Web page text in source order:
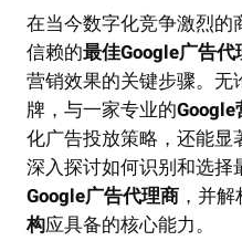
在当今数字化竞争激烈
信赖的最佳Google广告代
营销效果的关键步骤。
牌，与一家专业的
化广告投放策略，还能
深入探讨如何识别和选择
Google广告代理商 ，并
构应具备的核心能力。